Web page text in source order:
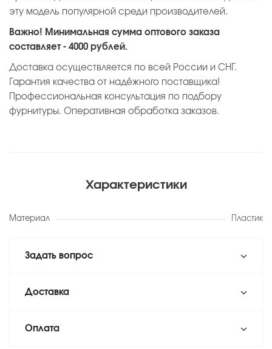
эту модель популярной среди производителей.
Важно! Минимальная сумма оптового заказа
составляет - 4000 рублей.
Доставка осуществляется по всей России и СНГ.
Гарантия качества от надёжного поставщика!
Профессиональная консультация по подбору
фурнитуры. Оперативная обработка заказов.
Характеристики
Материал Пластик
Задать вопрос
Доставка
Оплата